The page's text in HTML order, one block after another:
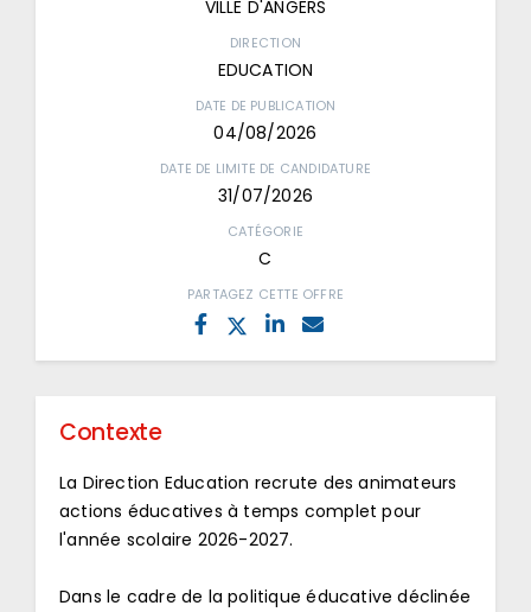
VILLE D'ANGERS
DIRECTION
EDUCATION
DATE DE PUBLICATION
04/08/2026
DATE DE LIMITE DE CANDIDATURE
31/07/2026
CATÉGORIE
C
PARTAGEZ CETTE OFFRE
Contexte
La Direction Education recrute des animateurs
actions éducatives à temps complet pour
l'année scolaire 2026-2027.
Dans le cadre de la politique éducative déclinée